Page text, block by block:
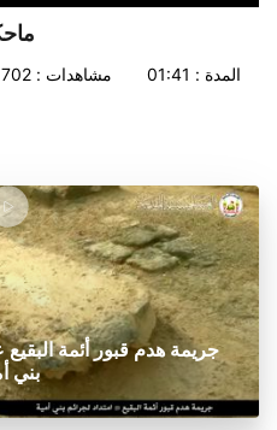
مشاهدات : 1702 المدة : 01:41
جريمة هدم قبور أئمة البقيع
بني